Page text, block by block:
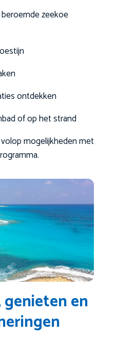
zeekoe
ontdekken
of op het strand
mogelijkheden met
en